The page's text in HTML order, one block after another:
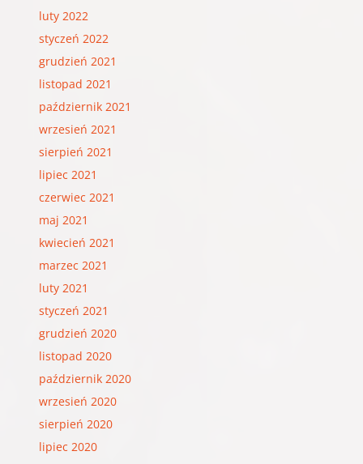
luty 2022
styczeń 2022
grudzień 2021
listopad 2021
październik 2021
wrzesień 2021
sierpień 2021
lipiec 2021
czerwiec 2021
maj 2021
kwiecień 2021
marzec 2021
luty 2021
styczeń 2021
grudzień 2020
listopad 2020
październik 2020
wrzesień 2020
sierpień 2020
lipiec 2020